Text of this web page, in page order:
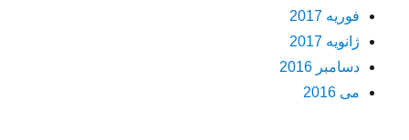
فوریه 2017
ژانویه 2017
دسامبر 2016
می 2016